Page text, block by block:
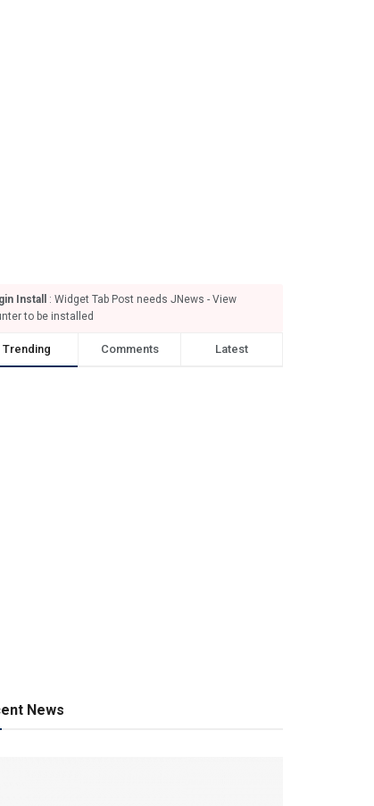
Install
: Widget Tab Post needs JNews - View
to be installed
Trending Comments Latest
News